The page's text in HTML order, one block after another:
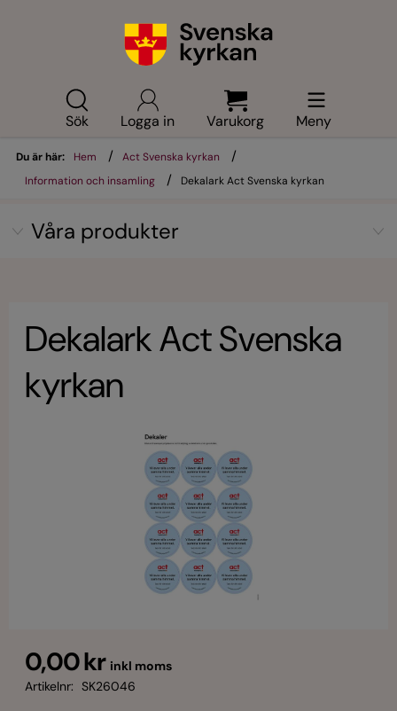
Sök Logga in Varukorg Meny
Du är här: Hem / Act Svenska kyrkan /
Information och insamling / Dekalark Act Svenska kyrkan
Våra produkter
Dekalark Act Svenska
kyrkan
0,00 kr inkl moms
Artikelnr: SK26046